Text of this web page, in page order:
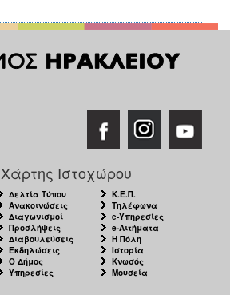
Χάρτης Ιστοχώρου
Δελτία Τύπου
Ανακοινώσεις
Διαγωνισμοί
Προσλήψεις
Διαβουλεύσεις
Εκδηλώσεις
Ο Δήμος
Υπηρεσίες
Κ.Ε.Π.
Τηλέφωνα
e-Υπηρεσίες
e-Αιτήματα
Η Πόλη
Ιστορία
Κνωσός
Μουσεία